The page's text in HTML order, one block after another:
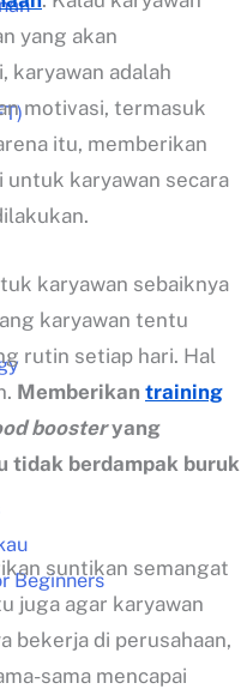
Beginners
yang akan
karyawan adalah
motivasi, termasuk
itu, memberikan
karyawan secara
karyawan sebaiknya
karyawan tentu
rutin setiap hari. Hal
Memberikan training
boosteryang
tidak berdampak buruk
suntikan semangat
juga agar karyawan
bekerja di perusahaan,
sama mencapai